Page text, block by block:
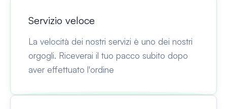
Servizio veloce
La velocità dei nostri servizi è uno dei nostri
orgogli. Riceverai il tuo pacco subito dopo
aver effettuato l'ordine